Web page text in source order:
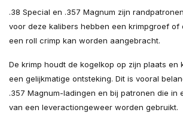
.38 Special en .357 Magnum zijn
voor deze kalibers hebben een krimpgroef of
een roll crimp kan worden aangebracht.
De krimp houdt de kogelkop op zijn plaats en
een gelijkmatige ontsteking. Dit is vooral
.357 Magnum-ladingen en bij patronen die in
van een leveractiongeweer worden gebruikt.